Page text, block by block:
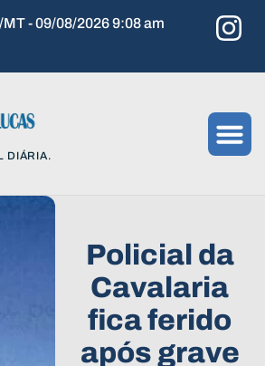
- 09/08/2026 9:08 am
DIÁRIA.
Policial da
Cavalaria
fica ferido
após grave